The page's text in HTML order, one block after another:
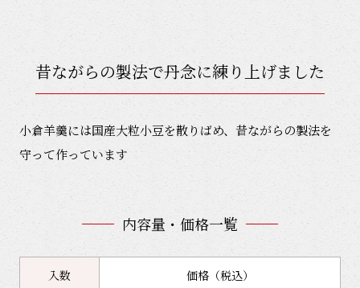
昔ながらの製法で丹念に練り上げました
小倉羊羹には国産大粒小豆を散りばめ、昔ながらの製法を
守って作っています
内容量・価格一覧
入数 価格（税込）